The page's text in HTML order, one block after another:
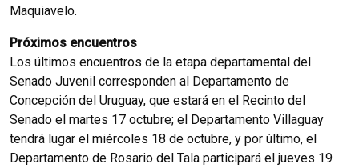
Maquiavelo.
Próximos encuentros
Los últimos encuentros de la etapa departamental del
Senado Juvenil corresponden al Departamento de
Concepción del Uruguay, que estará en el Recinto del
Senado el martes 17 octubre; el Departamento Villaguay
tendrá lugar el miércoles 18 de octubre, y por último, el
Departamento de Rosario del Tala participará el jueves 19